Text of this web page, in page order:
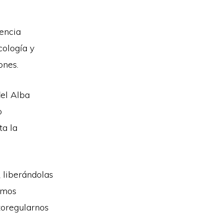
y
Alba
la
liberándolas